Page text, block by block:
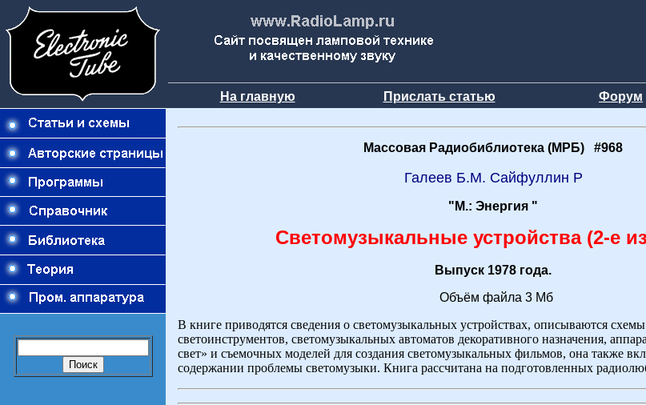
На главную Прислать статью Форум
Массовая Радиобиблиотека (МРБ) #968
Галеев Б.М. Сайфуллин Р
"М.: Энергия "
Светомузыкальные устройства (2-е
Выпуск 1978 года.
Объём файла 3 Мб
В книге приводятся сведения о светомузыкальных устройствах, описываются
светоинструментов, светомузыкальных автоматов декоративного назначения,
свет» и съемочных моделей для создания светомузыкальных фильмов, она также
содержании проблемы светомузыки. Книга рассчитана на подготовленных